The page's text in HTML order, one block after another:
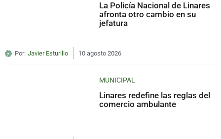
La Policía Nacional de Linares
afronta otro cambio en su
jefatura
Por: Javier Esturillo 10 agosto 2026
MUNICIPAL
Linares redefine las reglas del
comercio ambulante